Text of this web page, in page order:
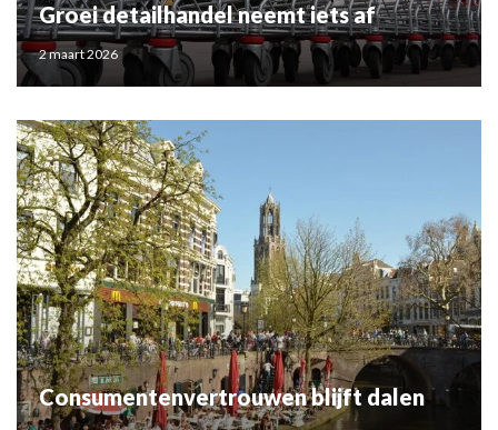
Groei detailhandel neemt iets af
2 maart 2026
Consumentenvertrouwen blijft dalen